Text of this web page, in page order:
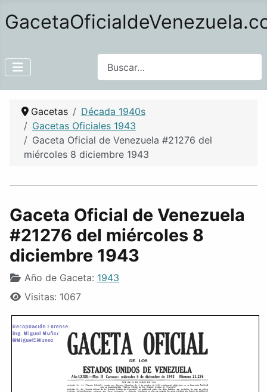
Gacetas
Década 1940s
Gacetas Oficiales 1943
Gaceta Oficial de Venezuela #21276 del
miércoles 8 diciembre 1943
Gaceta Oficial de Venezuela
#21276 del miércoles 8
diciembre 1943
Año de Gaceta: 1943
Visitas: 1067